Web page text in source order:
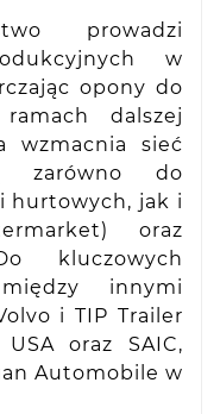
prowadzi
w
opony do
dalszej
wzmacnia sieć
zarówno do
hurtowych, jak i
oraz
kluczowych
innymi
i TIP Trailer
oraz SAIC,
Automobile w